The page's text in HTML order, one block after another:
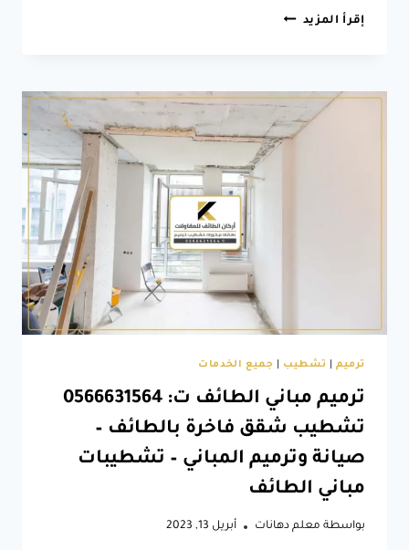
إقرأ المزيد مقاول
ت:
0566631564
ترميم
منازل
ترميم
بالطائف
ترميم| تشطيب جميع الخدمات
ترميم مباني الطائف ت: 0566631564
تشطيب شقق فاخرة بالطائف –
صيانة وترميم المباني – تشطيبات
مباني الطائف
بواسطة معلم دهانات أبريل 13, 2023